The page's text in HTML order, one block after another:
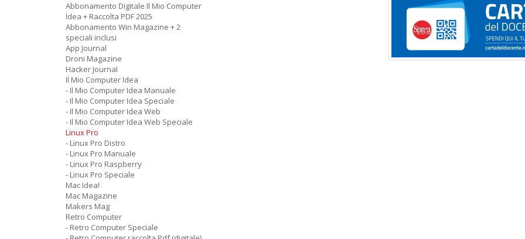
Abbonamento Digitale Il Mio Computer
Idea + Raccolta PDF 2025
Abbonamento Win Magazine + 2
speciali inclusi
App Journal
Droni Magazine
Hacker Journal
Il Mio Computer Idea
- Il Mio Computer Idea Manuale
- Il Mio Computer Idea Speciale
- Il Mio Computer Idea Web
- Il Mio Computer Idea Web Speciale
Linux Pro
- Linux Pro Distro
- Linux Pro Manuale
- Linux Pro Raspberry
- Linux Pro Speciale
Mac Idea!
Mac Magazine
Makers Mag
Retro Computer
- Retro Computer Speciale